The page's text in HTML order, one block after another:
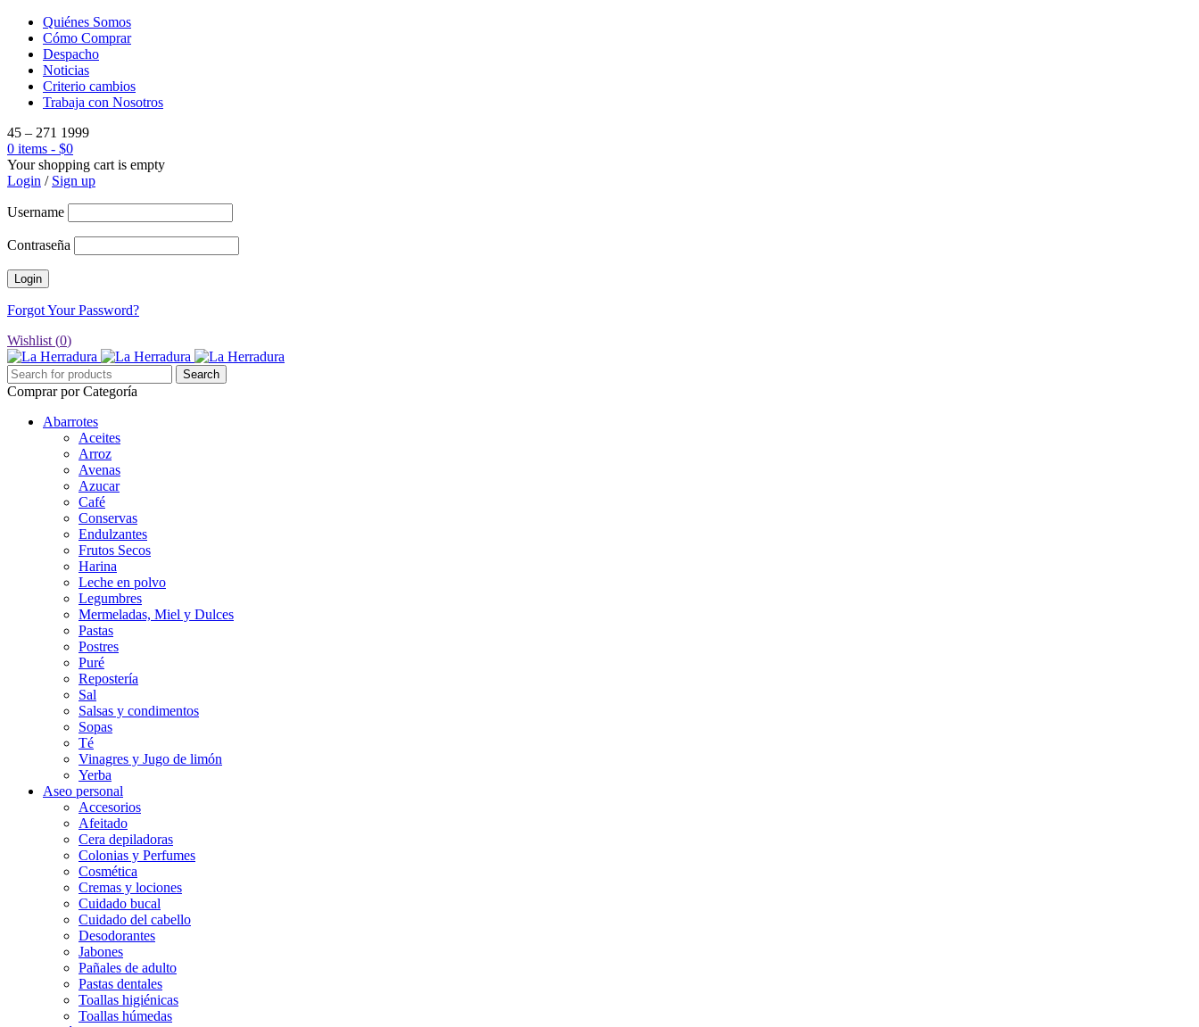
Quiénes Somos
Cómo Comprar
Despacho
Noticias
Criterio cambios
Trabaja con Nosotros
45 – 271 1999
0 items - $0
Your shopping cart is empty
Login / Sign up
Username
Contraseña
Forgot Your Password?
Wishlist (0)
Comprar por Categoría
Abarrotes
Aceites
Arroz
Avenas
Azucar
Café
Conservas
Endulzantes
Frutos Secos
Harina
Leche en polvo
Legumbres
Mermeladas, Miel y Dulces
Pastas
Postres
Puré
Repostería
Sal
Salsas y condimentos
Sopas
Té
Vinagres y Jugo de limón
Yerba
Aseo personal
Accesorios
Afeitado
Cera depiladoras
Colonias y Perfumes
Cosmética
Cremas y lociones
Cuidado bucal
Cuidado del cabello
Desodorantes
Jabones
Pañales de adulto
Pastas dentales
Toallas higiénicas
Toallas húmedas